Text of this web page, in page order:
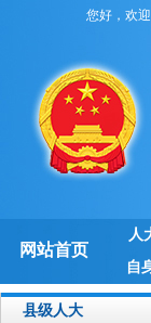
您好，欢
网站首页
人
自
县级人大